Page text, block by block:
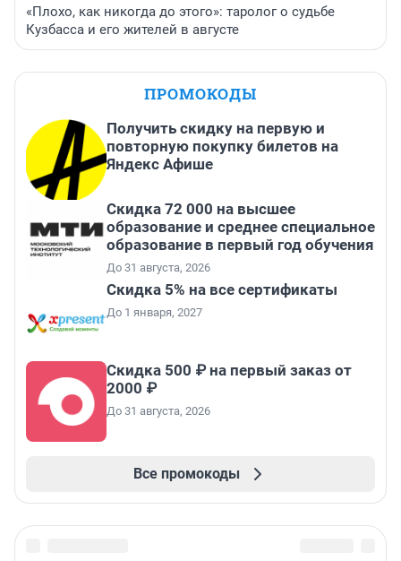
«Плохо, как никогда до этого»: таролог о судьбе
Кузбасса и его жителей в августе
ПРОМОКОДЫ
Получить скидку на первую и
повторную покупку билетов на
Яндекс Афише
Скидка 72 000 на высшее
образование и среднее специальное
образование в первый год обучения
До 31 августа, 2026
Скидка 5% на все сертификаты
До 1 января, 2027
Скидка 500 ₽ на первый заказ от
2000 ₽
До 31 августа, 2026
Все промокоды